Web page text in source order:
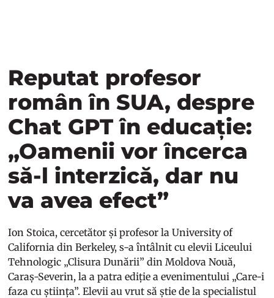
Reputat profesor
român în SUA, despre
Chat GPT în educație:
„Oamenii vor încerca
să-l interzică, dar nu
va avea efect”
Ion Stoica, cercetător și profesor la University of
California din Berkeley, s-a întâlnit cu elevii Liceului
Tehnologic „Clisura Dunării” din Moldova Nouă,
Caraș-Severin, la a patra ediție a evenimentului „Care-i
faza cu știința”. Elevii au vrut să știe de la specialistul